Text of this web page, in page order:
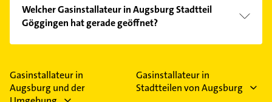
Kundenmeinungen und profitieren Sie von den
Empfehlungen. Die Suchergebnisse können Sie sich
einfach nachBewertungensortiert anzeigen lassen.
Welcher Gasinstallateur in Augsburg Stadtteil
Göggingen hat gerade geöffnet?
Im Anbieter-Bereich finden Sie alleÖffnungszeiten.
Feiertagen abweichen können.
Gasinstallateur in
Augsburg und der
Gasinstallateur in
Stadtteilen von Augsburg